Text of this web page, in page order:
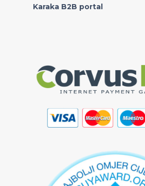
Karaka B2B portal